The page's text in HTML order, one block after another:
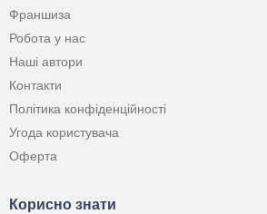
Франшиза
Робота у нас
Наші автори
Контакти
Політика конфіденційності
Угода користувача
Оферта
Корисно знати